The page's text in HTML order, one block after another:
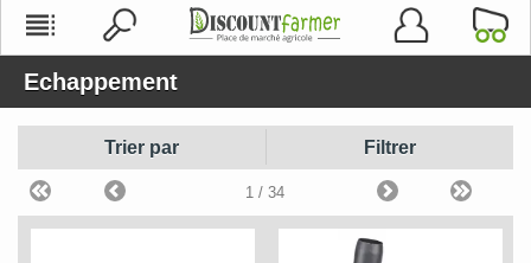
Echappement
Trier par Filtrer
1 / 34